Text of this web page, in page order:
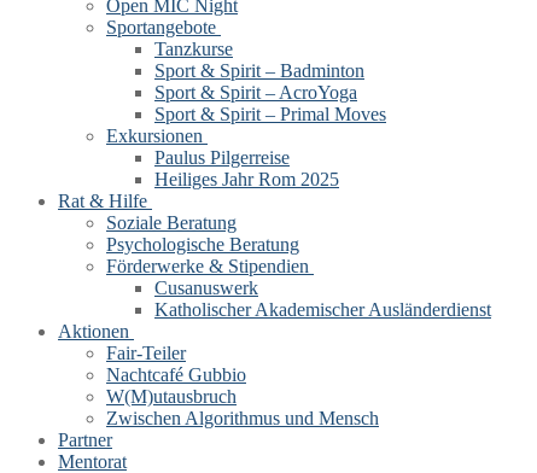
Open MIC Night
Sportangebote
Tanzkurse
Sport & Spirit – Badminton
Sport & Spirit – AcroYoga
Sport & Spirit – Primal Moves
Exkursionen
Paulus Pilgerreise
Heiliges Jahr Rom 2025
Rat & Hilfe
Soziale Beratung
Psychologische Beratung
Förderwerke & Stipendien
Cusanuswerk
Katholischer Akademischer Ausländerdienst
Aktionen
Fair-Teiler
Nachtcafé Gubbio
W(M)utausbruch
Zwischen Algorithmus und Mensch
Partner
Mentorat